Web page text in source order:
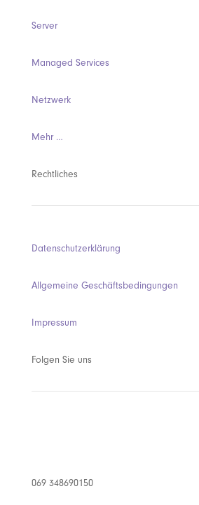
Server
Managed Services
Netzwerk
Mehr …
Rechtliches
Datenschutzerklärung
Allgemeine Geschäftsbedingungen
Impressum
Folgen Sie uns
069 348690150